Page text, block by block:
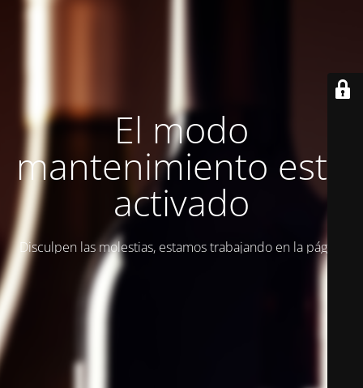
El modo
mantenimiento está
activado
Disculpen las molestias, estamos trabajando en la página